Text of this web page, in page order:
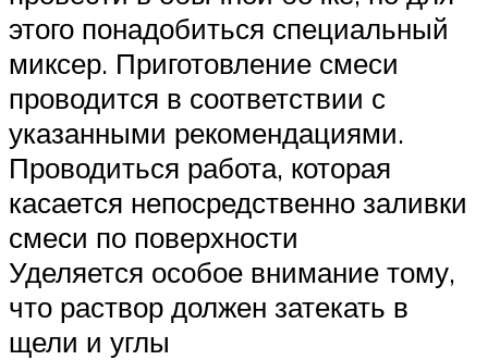
этого понадобиться специальный
миксер. Приготовление смеси
проводится в соответствии с
указанными рекомендациями.
Проводиться работа, которая
касается непосредственно заливки
смеси по поверхности
Уделяется особое внимание тому,
что раствор должен затекать в
щели и углы